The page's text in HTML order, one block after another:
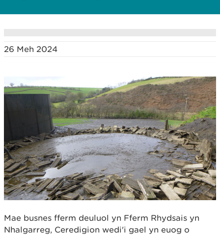
26 Meh 2024
Mae busnes fferm deuluol yn Fferm Rhydsais yn
Nhalgarreg, Ceredigion wedi'i gael yn euog o